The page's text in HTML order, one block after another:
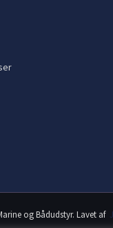
og Bådudstyr. Lavet af